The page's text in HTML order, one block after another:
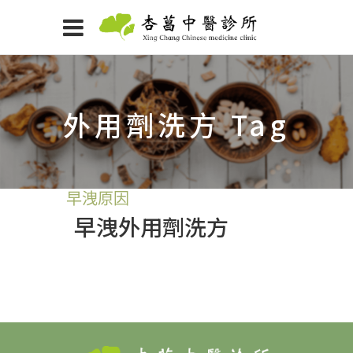
外用劑洗方 Tag
早洩原因
早洩外用劑洗方